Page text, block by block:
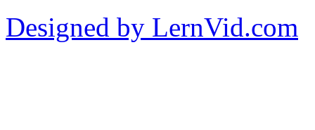
Designed by LernVid.com